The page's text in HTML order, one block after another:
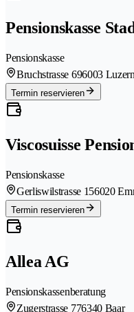
Pensionskasse
Pensionskasse
Bruchstrasse 696003 Luzern
Termin reservieren
Viscosuisse
Pensionskasse
Gerliswilstrasse 156020
Termin reservieren
Allea AG
Pensionskassenberatung
Zugerstrasse 776340 Baar